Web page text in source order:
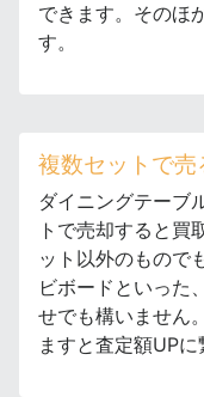
できます。そのほ
す。
複数セットで売
ダイニングテーブ
トで売却すると買
ット以外のもので
ビボードといった
せでも構いません
ますと査定額UPに